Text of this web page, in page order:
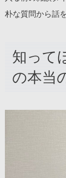
朴な質問から話
知って
の本当